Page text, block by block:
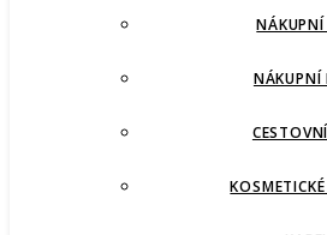
NÁKUPNÍ